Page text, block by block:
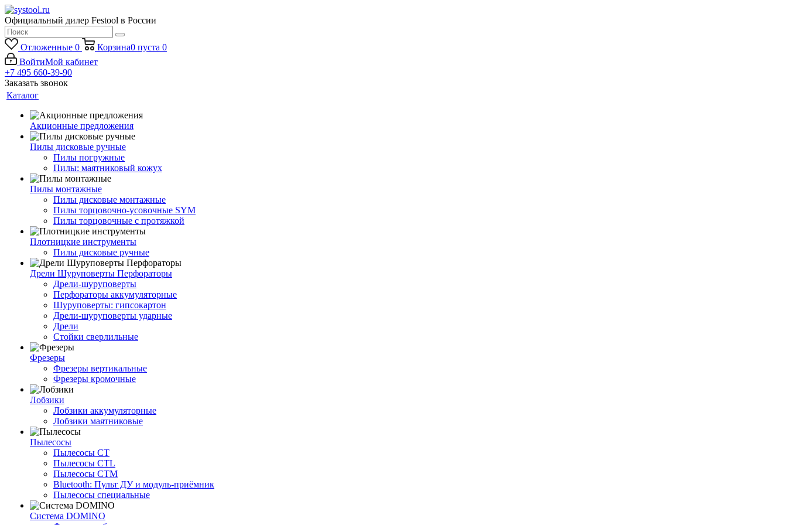
Официальный дилер Festool в России
Отложенные 0 Корзина0 пуста 0
ВойтиМой кабинет
+7 495 660-39-90
Заказать звонок
Каталог
Акционные предложения
Пилы дисковые ручные
Пилы погружные
Пилы: маятниковый кожух
Пилы монтажные
Пилы дисковые монтажные
Пилы торцовочно-усовочные SYM
Пилы торцовочные с протяжкой
Плотницкие инструменты
Пилы дисковые ручные
Дрели Шуруповерты Перфораторы
Дрели-шуруповерты
Перфораторы аккумуляторные
Шуруповерты: гипсокартон
Дрели-шуруповерты ударные
Дрели
Стойки сверлильные
Фрезеры
Фрезеры вертикальные
Фрезеры кромочные
Лобзики
Лобзики аккумуляторные
Лобзики маятниковые
Пылесосы
Пылесосы CT
Пылесосы CTL
Пылесосы CTM
Bluetooth: Пульт ДУ и модуль-приёмник
Пылесосы специальные
Система DOMINO